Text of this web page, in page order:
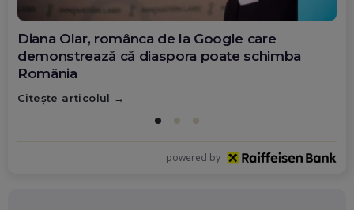
Diana Olar, românca de la Google care
demonstrează că diaspora poate schimba
România
Citește articolul
powered by